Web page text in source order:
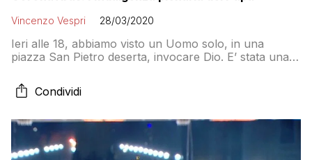
Vincenzo Vespri 28/03/2020
Ieri alle 18, abbiamo visto un Uomo solo, in una
piazza San Pietro deserta, invocare Dio. E’ stata una
pensare che il Papa, di fronte all’ostia consacrata,
stesse riflettendo, stesse cercando di amare un Dio
solo lontanamente […]
Condividi